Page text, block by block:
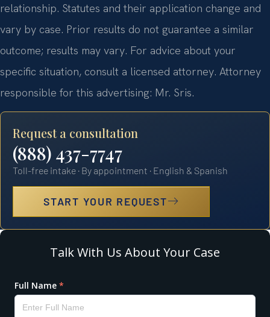
relationship. Statutes and their application change and
vary by case. Prior results do not guarantee a similar
outcome; results may vary. For advice about your
specific situation, consult a licensed attorney. Attorney
responsible for this advertising: Mr. Sris.
Request a consultation
(888) 437-7747
Toll-free intake · By appointment · English & Spanish
START YOUR REQUEST